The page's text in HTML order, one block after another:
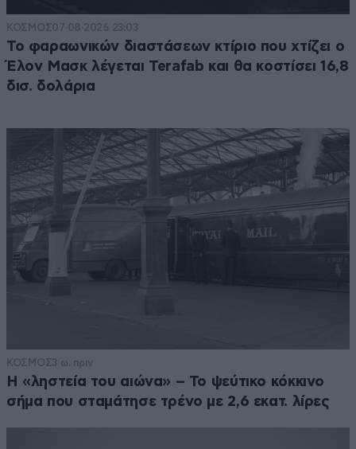
ΚΟΣΜΟΣ07·08·2026 23:03
Το φαραωνικών διαστάσεων κτίριο που χτίζει ο
Έλον Μασκ λέγεται Terafab και θα κοστίσει 16,8
δισ. δολάρια
ΚΟΣΜΟΣ3 ω. πριν
Η «ληστεία του αιώνα» – Το ψεύτικο κόκκινο
σήμα που σταμάτησε τρένο με 2,6 εκατ. λίρες